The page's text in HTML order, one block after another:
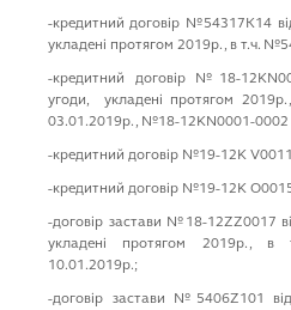
-кредитний договір №54317К14
укладені протягом 2019р., в т.ч.
-кредитний договір №18-
угоди, укладені протягом
03.01.2019р., №18-12KN0001-0002
-кредитний договір №19-12K
-кредитний договір №19-12K
-договір застави №18-12ZZ0017
укладені протягом 2019р.,
10.01.2019р.;
-договір застави №5406Z101